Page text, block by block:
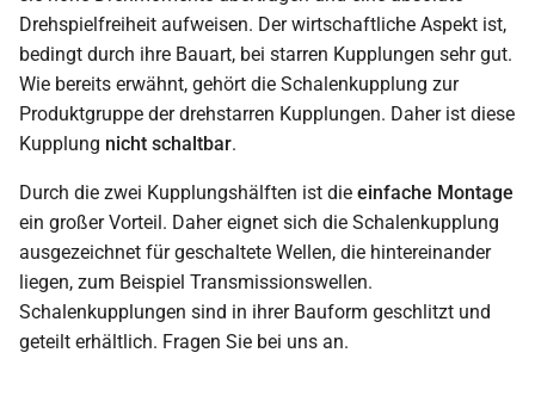
Drehspielfreiheit aufweisen. Der wirtschaftliche Aspekt ist,
bedingt durch ihre Bauart, bei starren Kupplungen sehr gut.
Wie bereits erwähnt, gehört die Schalenkupplung zur
Produktgruppe der drehstarren Kupplungen. Daher ist diese
Kupplung nicht schaltbar.
Durch die zwei Kupplungshälften ist die einfache Montage
ein großer Vorteil. Daher eignet sich die Schalenkupplung
ausgezeichnet für geschaltete Wellen, die hintereinander
liegen, zum Beispiel Transmissionswellen.
Schalenkupplungen sind in ihrer Bauform geschlitzt und
geteilt erhältlich. Fragen Sie bei uns an.